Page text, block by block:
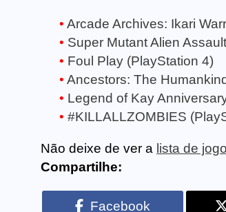
Arcade Archives: Ikari
Super Mutant Alien
Foul Play (PlayStation 4)
Ancestors: The
Legend of Kay
#KILLALLZOMBIES
Não deixe de ver a lista de
Compartilhe:
Facebook